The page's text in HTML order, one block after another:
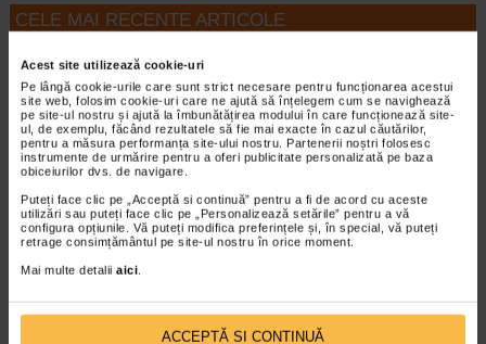
Acest site utilizează cookie-uri
Pe lângă cookie-urile care sunt strict necesare pentru funcționarea acestui
site web, folosim cookie-uri care ne ajută să înțelegem cum se navighează
pe site-ul nostru și ajută la îmbunătățirea modului în care funcționează site-
ul, de exemplu, făcând rezultatele să fie mai exacte în cazul căutărilor,
pentru a măsura performanța site-ului nostru. Partenerii noștri folosesc
instrumente de urmărire pentru a oferi publicitate personalizată pe baza
obiceiurilor dvs. de navigare.
Puteți face clic pe „Acceptă si continuă” pentru a fi de acord cu aceste
utilizări sau puteți face clic pe „Personalizează setările” pentru a vă
configura opțiunile. Vă puteți modifica preferințele și, în special, vă puteți
retrage consimțământul pe site-ul nostru în orice moment.
Mai multe detalii aici.
ACCEPTĂ SI CONTINUĂ
CELE MAI RECENTE ARTICOLE
Cum sa va dezvoltati inteligenta emotionala:
metode prin care va puteti imbunatati EQ-ul
Boli neurologice si psihice
Inteligenta emotionala (EQ) se refera la
capacitatea de a identifica si gestiona
propriile emotii, precum si emotiile celorlalti.
In general, se spune ca inteligenta
emotionala cuprinde cateva abilitati:…
Timp de citire:4 minute, 39 secunde 6 august 2026
Enurezisul este termenul medical pentru
pierderea accidentala de urina, de obicei in